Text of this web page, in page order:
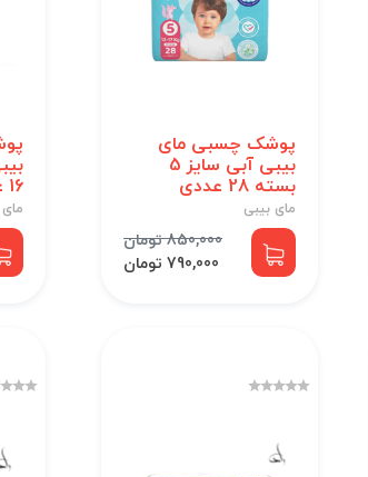
پوشک چسبی مای
بیبی آبی سایز 5
بسته 28 عددی
مای بیبی
850,000 تومان
790,000 تومان
16 عددی